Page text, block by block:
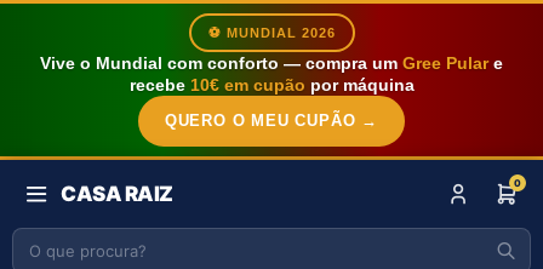
⚽ MUNDIAL 2026
Vive o Mundial com conforto — compra um Gree Pulare
recebe 10€ em cupão por máquina
QUERO O MEU CUPÃO →
CASA RAIZ 0